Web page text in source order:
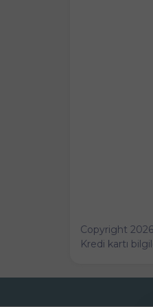
Copyright
Kredi kartı